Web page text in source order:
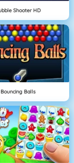
Shooter HD
Bouncing Balls